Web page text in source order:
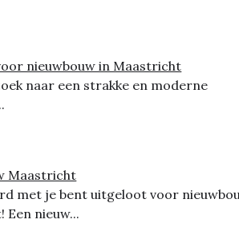
nieuwbouw in Maastricht
naar een strakke en moderne
Maastricht
met je bent uitgeloot voor
nieuw...